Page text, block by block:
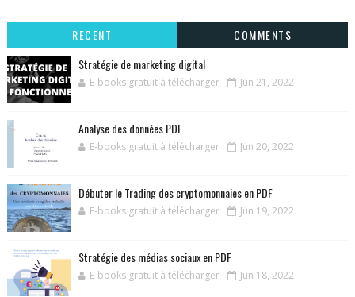
RECENT
COMMENTS
Stratégie de marketing digital
E-books gratuit à télécharger Jun 21, 2022
Analyse des données PDF
E-books gratuit à télécharger Jun 20, 2022
Débuter le Trading des cryptomonnaies en PDF
E-books gratuit à télécharger Jun 19, 2022
Stratégie des médias sociaux en PDF
E-books gratuit à télécharger Jun 18, 2022